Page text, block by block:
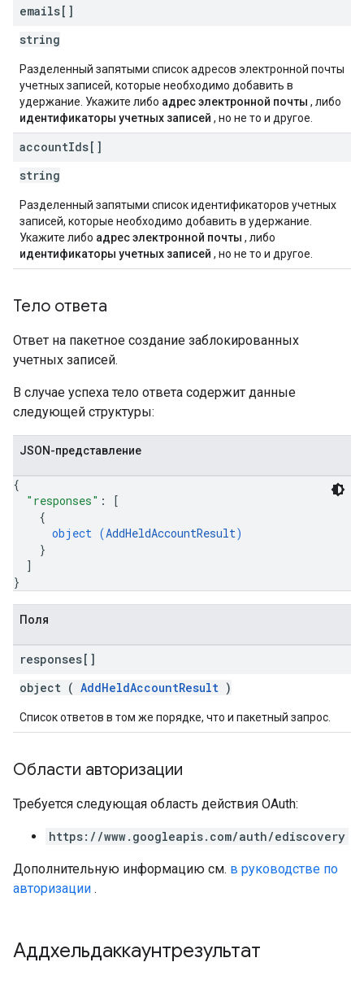
emails[]
string
Разделенный запятыми список адресов электронной почты
учетных записей, которые необходимо добавить в
удержание. Укажите либо адрес электронной почты , либо
идентификаторы учетных записей , но не то и другое.
accountIds[]
string
Разделенный запятыми список идентификаторов учетных
записей, которые необходимо добавить в удержание.
Укажите либо адрес электронной почты , либо
идентификаторы учетных записей , но не то и другое.
Тело ответа
Ответ на пакетное создание заблокированных
учетных записей.
В случае успеха тело ответа содержит данные
следующей структуры:
JSON-представление
{
"responses" :
[
{
object (AddHeldAccountResult)
}
]
}
Поля
responses[]
object ( AddHeldAccountResult )
Список ответов в том же порядке, что и пакетный запрос.
Области авторизации
Требуется следующая область действия OAuth:
https://www.googleapis.com/auth/ediscovery
Дополнительную информацию см. в руководстве по
авторизации .
Аддхельдаккаунтрезультат